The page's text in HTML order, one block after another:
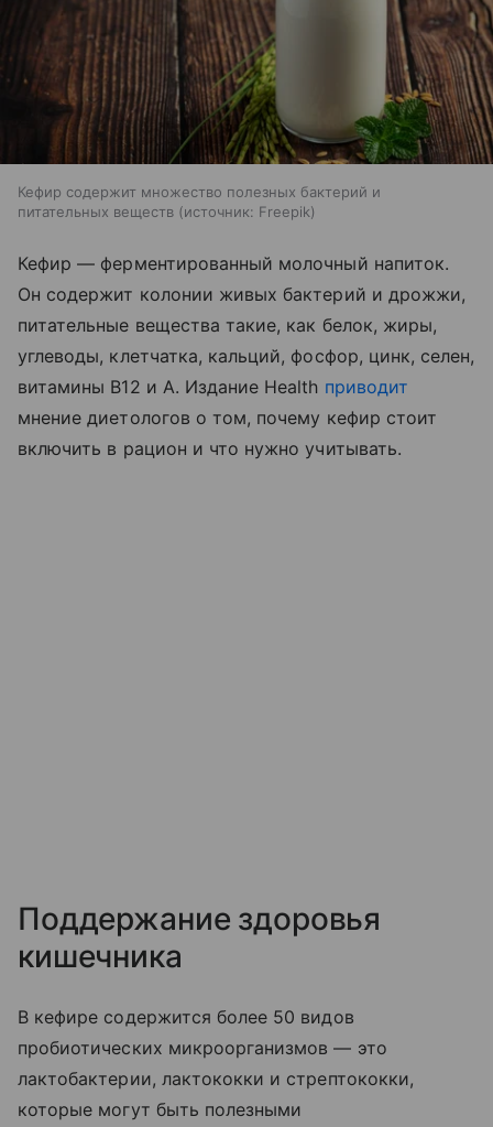
Кефир содержит множество полезных бактерий и
питательных веществ
источник: Freepik
Кефир — ферментированный молочный напиток.
Он содержит колонии живых бактерий и дрожжи,
питательные вещества такие, как белок, жиры,
углеводы, клетчатка, кальций, фосфор, цинк, селен,
витамины B12 и A. Издание Health приводит
мнение диетологов о том, почему кефир стоит
включить в рацион и что нужно учитывать.
Поддержание здоровья
кишечника
В кефире содержится более 50 видов
пробиотических микроорганизмов — это
лактобактерии, лактококки и стрептококки,
которые могут быть полезными